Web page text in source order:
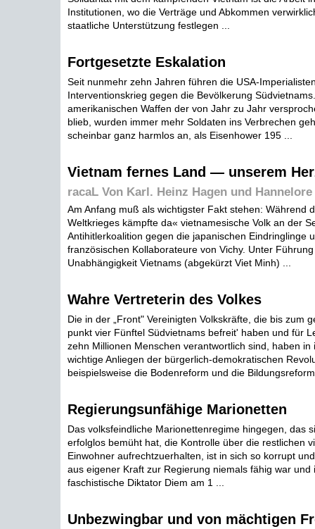
Institutionen, wo die Verträge und Abkommen
staatliche Unterstützung festlegen ...
Fortgesetzte Eskalation
Seit nunmehr zehn Jahren führen die USA-
Interventionskrieg gegen die Bevölkerung
amerikanischen Waffen der von Jahr zu Jahr
blieb, wurden immer mehr Soldaten ins Verbrechen
scheinbar ganz harmlos an, als Eisenhower 195 ...
Vietnam fernes Land — unserem
racaL Von Karl. Heinz Hagen und
Am Anfang muß als wichtigster Fakt stehen: Während
Weltkrieges kämpfte da« vietnamesische Volk an der
Antihitlerkoalition gegen die japanischen Eindringlinge
französischen Kollaborateure von Vichy. Unter
Unabhängigkeit Vietnams (abgekürzt Viet Minh) ...
Wahre Vertreterin des Volkes
Die in der „Front" Vereinigten Volkskräfte, die bis zum
punkt vier Fünftel Südvietnams befreit' haben und für
zehn Millionen Menschen verantwortlich sind, haben in
wichtige Anliegen der bürgerlich-demokratischen
beispielsweise die Bodenreform und die
Regierungsunfähige Marionetten
Das volksfeindliche Marionettenregime hingegen, das
erfolglos bemüht hat, die Kontrolle über die restlichen
Einwohner aufrechtzuerhalten, ist in sich so korrupt
aus eigener Kraft zur Regierung niemals fähig war und
faschistische Diktator Diem am 1 ...
Unbezwingbar und von mächtigen